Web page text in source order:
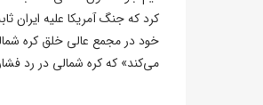
کرد که جنگ آمریکا علیه
خود در مجمع عالی خلق کره
می‌کند» که کره شمالی در رد